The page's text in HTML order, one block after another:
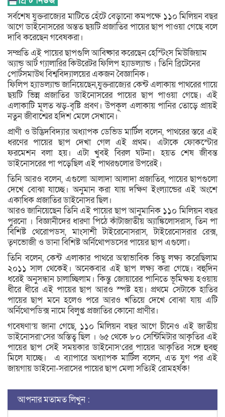
সর্বশেষ যুক্তরাজ্যের মাটিতে হেঁটে বেড়ানো কমপক্ষে ১১০ মিলিয়ন বছর
আগে ডাইনোসরের অন্তত ছয়টি প্রজাতির পায়ের ছাপ পাওয়া গেছে বলে
দাবি করেছেন গবেষকরা।
সম্প্রতি এই পায়ের ছাপগুলি আবিষ্কার করেছেন হেস্টিংস মিউজিয়াম
অ্যান্ড আর্ট গ্যালারির কিউরেটর ফিলিপ হ্যাডল্যান্ড । তিনি ব্রিটেনের
পোর্টসমাউথ বিশ্ববিদ্যালয়ের একজন বৈজ্ঞানিক।
ফিলিপ হ্যাডল্যান্ড জানিয়েছেন,যুক্তরাজ্যের কেন্ট এলাকায় পাথরের গায়ে
ছয়টি ভিন্ন প্রজাতির ডাইনোসরের পায়ের ছাপ পাওয়া গেছে। এই
এলাকাটি মূলত ঝড়-বৃষ্টি প্রবণ। উপকূল এলাকায় পানির তোড়ে প্রায়ই
নতুন জীবাশ্মের হদিশ মেলে সেখানে।
প্রাণী ও উদ্ভিদবিদ্যার অধ্যাপক ডেভিড মার্টিল বলেন, পাথরের স্তরে এই
ধরণের পায়ের ছাপ দেখা গেল এই প্রথম। এটাকে ফোকস্টোর
ফরমেশন বলা হয়। এটা খুবই বিরল ঘটনা। হয়ত শেষ জীবন্ত
ডাইনোসরের পা পড়েছিল এই পাথরগুলোর উপরেই।
তিনি আরও বলেন, এগুলো আলাদা আলাদা প্রজাতির, পায়ের ছাপগুলো
দেখে বোঝা যাচ্ছে। অনুমান করা যায় দক্ষিণ ইংল্যান্ডের এই অংশে
একাধিক প্রজাতির ডাইনোসর ছিল।
আরও জানিয়েছেন তিনি এই পায়ের ছাপ আনুমানিক ১১০ মিলিয়ন বছর
পুরনো । বিজ্ঞানীদের ধারণা পিঠে কাঁটাজাতীয় অ্যাঙ্কিলোসরাস, তিন পা
বিশিষ্ট থেরোপডস, মাংসাশী টাইরেনোসরাস, টাইরেনোসরার রেক্স,
তৃণভোজী ও ডানা বিশিষ্ট অর্নিথোপডসের পায়ের ছাপ এগুলো।
তিনি বলেন, কেন্ট এলাকার পাথরে অস্বাভাবিক কিছু লক্ষ্য করেছিলাম
২০১১ সাল থেকেই। অনেকবার এই ছাপ লক্ষ্য করা গেছে। বহুদিন
ধরেই অনুসন্ধান চালাচ্ছিলাম। কিন্তু জোয়ারের পানিতে ভূমিক্ষয় হওয়ায়
ধীরে ধীরে এই পায়ের ছাপ আরও স্পষ্ট হয়। প্রথমে সেটাকে হাতির
পায়ের ছাপ মনে হলেও পরে আরও খতিয়ে দেখে বোঝা যায় এটি
অর্নিথোপডিক্স নামে বিলুপ্ত প্রজাতির কোনো প্রাণীর।
গবেষণা’য় জানা গেছে, ১১০ মিলিয়ন বছর আগে চীনেও এই জাতীয়
ডাইনোসরা’সের অস্তিত্ব ছিল । ৬৫ থেকে ৮০ সেন্টিমিটার আকৃতির এই
পায়ের ছাপ সেই সময়কার ডাইনোস’রের পায়ের আকৃতির সঙ্গে হুবহু
মিলে যাচ্ছে। এ ব্যাপারে অধ্যাপক মার্টিল বলেন, এত যুগ পর এই
জায়গায় ডাইনো-সরাসের পায়ের ছাপ মেলা সত্যিই রোমহর্ষক!
আপনার মতামত লিখুন :